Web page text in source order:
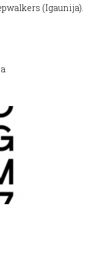
(Igaunija).